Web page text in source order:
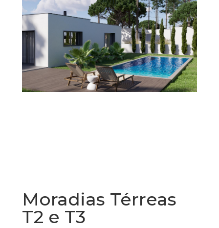
Moradias Térreas
T2 e T3